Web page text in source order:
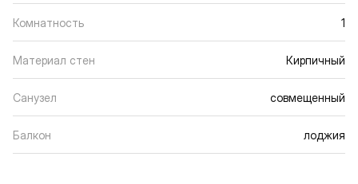
Комнатность 1
Материал стен Кирпичный
Санузел совмещенный
Балкон лоджия